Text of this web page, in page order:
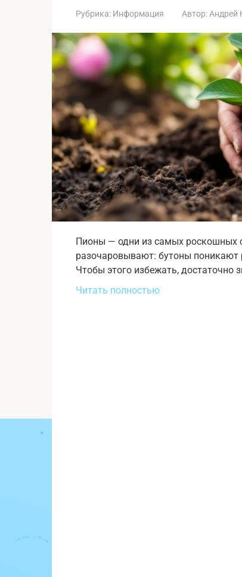
Рубрика: Информация Автор: Андрей
Пионы — одни из самых роскошных
разочаровывают: бутоны поникают
Чтобы этого избежать, достаточно
Читать полностью